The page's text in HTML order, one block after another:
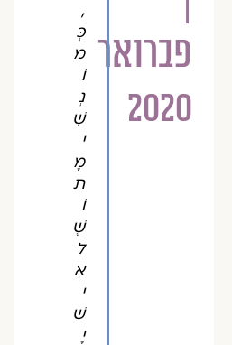
פברואר
2020
כְּ
מ
שִׁ
מָ
ת
שֶׁ
ל
אִ
שׁ